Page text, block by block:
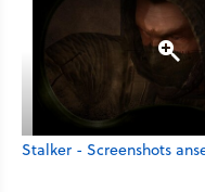
Stalker - Screenshots